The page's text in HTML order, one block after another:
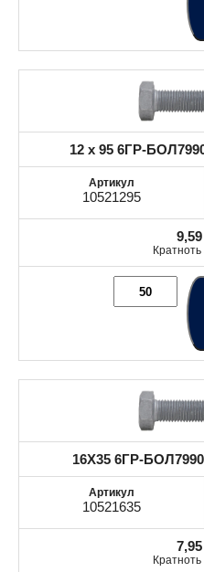
12 x 95 6ГР-
10521295
9,59
16X35 6ГР-
10521635
7,95